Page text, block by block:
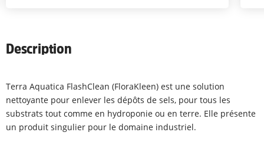
Description
Terra Aquatica FlashClean (FloraKleen) est une solution
nettoyante pour enlever les dépôts de sels, pour tous les
substrats tout comme en hydroponie ou en terre. Elle présente
un produit singulier pour le domaine industriel.